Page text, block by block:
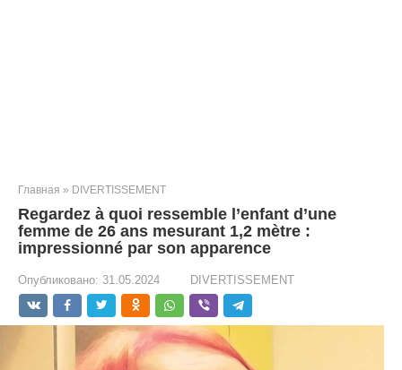
Главная » DIVERTISSEMENT
Regardez à quoi ressemble l’enfant d’une
femme de 26 ans mesurant 1,2 mètre :
impressionné par son apparence
Опубликовано: 31.05.2024 DIVERTISSEMENT